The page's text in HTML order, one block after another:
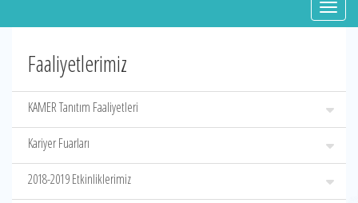
Faaliyetlerimiz
KAMER Tanıtım Faaliyetleri
Kariyer Fuarları
2018-2019 Etkinliklerimiz